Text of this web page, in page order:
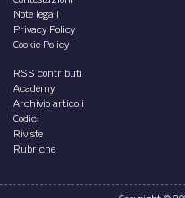
Note legali
Privacy Policy
Cookie Policy
RSS contributi
Academy
Archivio articoli
Codici
Riviste
Rubriche